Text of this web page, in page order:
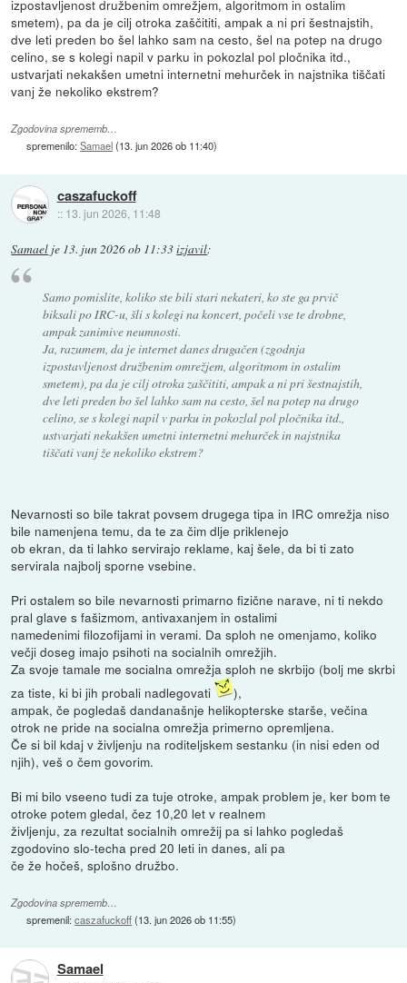
izpostavljenost družbenim omrežjem, algoritmom in ostalim
smetem), pa da je cilj otroka zaščititi, ampak a ni pri šestnajstih,
dve leti preden bo šel lahko sam na cesto, šel na potep na drugo
celino, se s kolegi napil v parku in pokozlal pol pločnika itd.,
ustvarjati nekakšen umetni internetni mehurček in najstnika tiščati
vanj že nekoliko ekstrem?
Zgodovina sprememb…
spremenilo:Samael(13. jun 2026 ob 11:40)
caszafuckoff
:: 13. jun 2026, 11:48
Samael je 13. jun 2026 ob 11:33izjavil:
Samo pomislite, koliko ste bili stari nekateri, ko ste ga prvič
biksali po IRC-u, šli s kolegi na koncert, počeli vse te drobne,
ampak zanimive neumnosti.
Ja, razumem, da je internet danes drugačen (zgodnja
izpostavljenost družbenim omrežjem, algoritmom in ostalim
smetem), pa da je cilj otroka zaščititi, ampak a ni pri šestnajstih,
dve leti preden bo šel lahko sam na cesto, šel na potep na drugo
celino, se s kolegi napil v parku in pokozlal pol pločnika itd.,
ustvarjati nekakšen umetni internetni mehurček in najstnika
tiščati vanj že nekoliko ekstrem?
Nevarnosti so bile takrat povsem drugega tipa in IRC omrežja niso
bile namenjena temu, da te za čim dlje priklenejo
ob ekran, da ti lahko servirajo reklame, kaj šele, da bi ti zato
servirala najbolj sporne vsebine.
Pri ostalem so bile nevarnosti primarno fizične narave, ni ti nekdo
pral glave s fašizmom, antivaxanjem in ostalimi
namedenimi filozofijami in verami. Da sploh ne omenjamo, koliko
večji doseg imajo psihoti na socialnih omrežjih.
Za svoje tamale me socialna omrežja sploh ne skrbijo (bolj me skrbi
za tiste, ki bi jih probali nadlegovati
),
ampak, če pogledaš dandanašnje helikopterske starše, večina
otrok ne pride na socialna omrežja primerno opremljena.
Če si bil kdaj v življenju na roditeljskem sestanku (in nisi eden od
njih), veš o čem govorim.
Bi mi bilo vseeno tudi za tuje otroke, ampak problem je, ker bom te
otroke potem gledal, čez 10,20 let v realnem
življenju, za rezultat socialnih omrežij pa si lahko pogledaš
zgodovino slo-techa pred 20 leti in danes, ali pa
če že hočeš, splošno družbo.
Zgodovina sprememb…
spremenil:caszafuckoff(13. jun 2026 ob 11:55)
Samael